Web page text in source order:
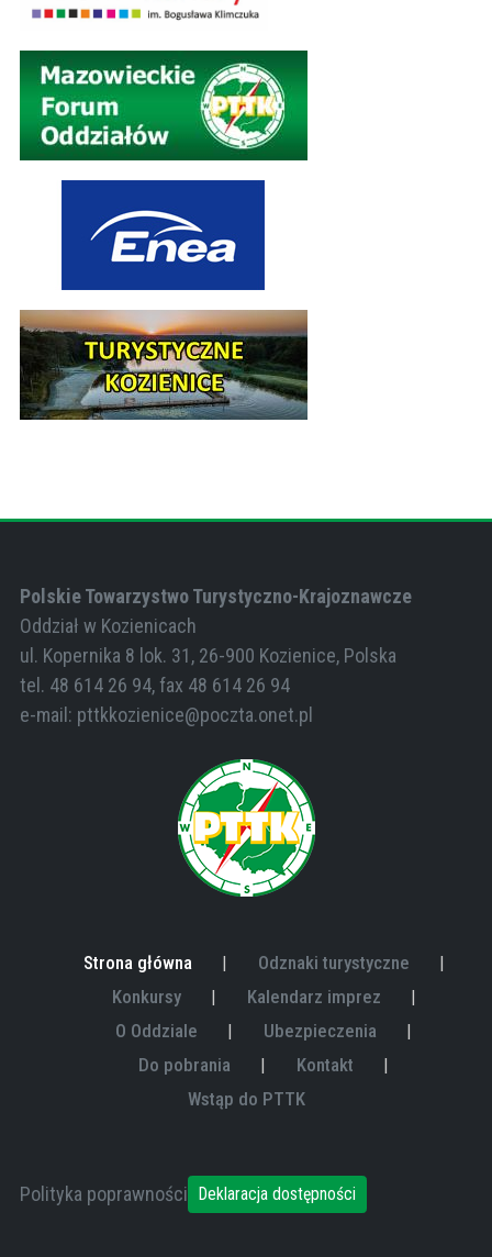
Polskie Towarzystwo Turystyczno-Krajoznawcze
Oddział w Kozienicach
ul. Kopernika 8 lok. 31, 26-900 Kozienice, Polska
tel. 48 614 26 94, fax 48 614 26 94
e-mail: pttkkozienice@poczta.onet.pl
Strona główna
Odznaki turystyczne
Konkursy
Kalendarz imprez
O Oddziale
Ubezpieczenia
Do pobrania
Kontakt
Wstąp do PTTK
Polityka poprawności Deklaracja dostępności